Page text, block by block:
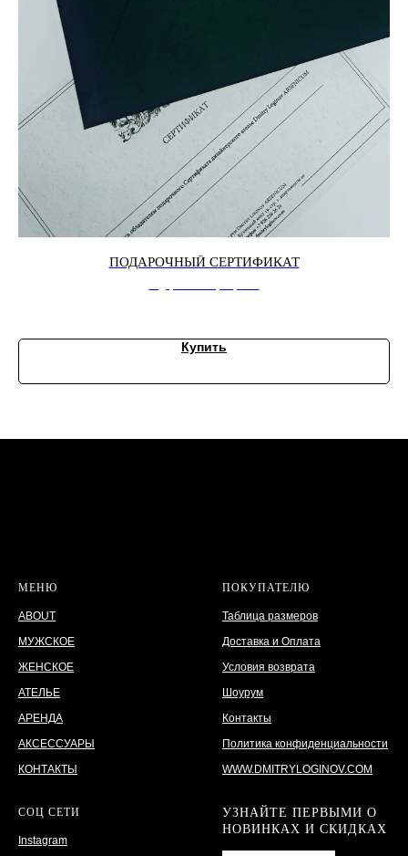
ПОДАРОЧНЫЙ СЕРТИФИКАТ
Купить
МЕНЮ
ABOUT
МУЖСКОЕ
ЖЕНСКОЕ
АТЕЛЬЕ
АРЕНДА
АКСЕССУАРЫ
КОНТАКТЫ
ПОКУПАТЕЛЮ
Таблица размеров
Доставка и Оплата
Условия возврата
Шоурум
Контакты
Политика конфиденциальности
WWW.DMITRYLOGINOV.COM
СОЦ СЕТИ
Instagram
УЗНАЙТЕ ПЕРВЫМИ О
НОВИНКАХ И СКИДКАХ